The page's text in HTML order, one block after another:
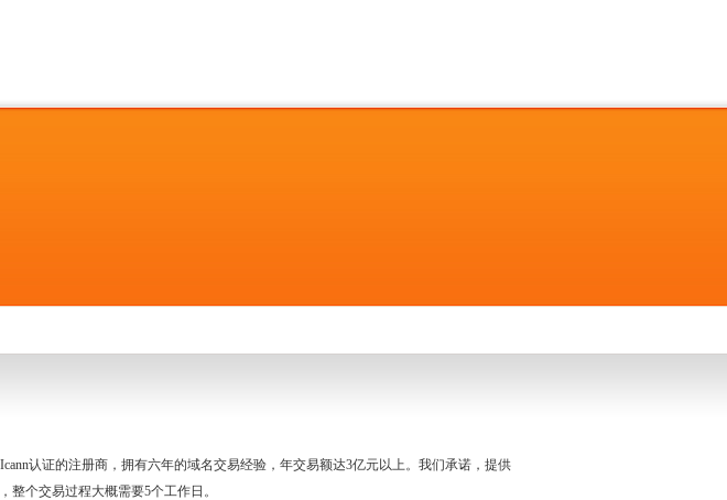
认证的注册商，拥有六年的域名交易经验，年交易额达3亿元以上。我们承诺，提供
个交易过程大概需要5个工作日。